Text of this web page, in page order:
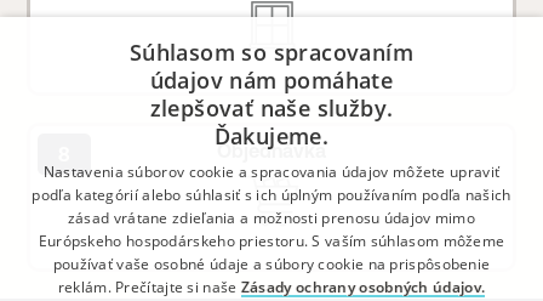
Objednávka
Súhlasom so spracovaním
údajov nám pomáhate
zlepšovať naše služby.
Ďakujeme.
Nastavenia súborov cookie a spracovania údajov môžete upraviť
podľa kategórií alebo súhlasiť s ich úplným používaním podľa našich
zásad vrátane zdieľania a možnosti prenosu údajov mimo
Európskeho hospodárskeho priestoru. S vaším súhlasom môžeme
používať vaše osobné údaje a súbory cookie na prispôsobenie
reklám. Prečítajte si naše Zásady ochrany osobných údajov.